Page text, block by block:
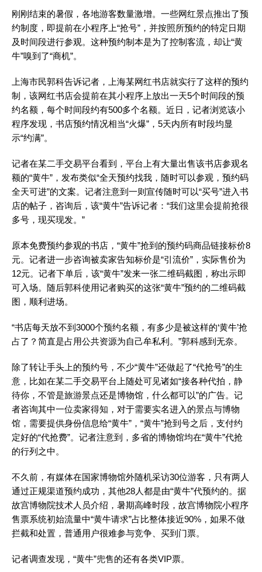
刚刚结束的暑假，各地游客数量激增。一些网红景点推出了预
约制度，即提前在小程序上“抢号”，并按照所预约的特定日期
及时间段进行参观。这种预约制本是为了控制客流，却让“黄
牛”嗅到了“商机”。
上海市民郭科告诉记者，上海某网红书店就实行了这样的预约
制，该网红书店会提前在其小程序上放出一天5个时间段的预
约名额，每个时间段约有500多个名额。近日，记者浏览该小
程序发现，书店预约情况相当“火爆”，5天内所有时段均显
示“约满”。
记者在某二手交易平台看到，平台上有大量出售该书店参观名
额的“黄牛”，发布类似“全天预约找我，随时可以参观，预约码
全天可进”的文案。记者注意到一则宣传随时可以“买号”进入书
店的帖子，咨询后，该“黄牛”告诉记者：“我们这里会提前抢很
多号，现买现发。”
原本免费预约参观的书店，“黄牛”抢到的预约码商品链接标价8
元。记者进一步咨询被卖家告知标价是“引流价”，实际售价为
12元。记者下单后，该“黄牛”发来一张二维码截图，称出示即
可入场。随后郭科使用记者购买的这张“黄牛”预约的二维码截
图，顺利进场。
“书店每天放不到3000个预约名额，有多少是被这样的‘黄牛’抢
占了？简直是占用公共资源为自己牟私利。”郭科感到无奈。
除了转让手头上的预约号，不少“黄牛”还做起了“代抢号”的生
意，比如在某二手交易平台上随处可见诸如“接各种代拍，静
待你，不管是旅游景点还是博物馆，什么都可以”的广告。记
者咨询其中一位卖家得知，对于需要实名进入的景点与博物
馆，需要提供身份信息给“黄牛”，“黄牛”抢到号之后，支付约
定好的“代抢费”。记者注意到，多省的博物馆均在“黄牛”代抢
的行列之中。
不久前，有媒体在国家博物馆外随机采访30位游客，只有两人
通过正规渠道预约成功，其他28人都是由“黄牛”代预约的。据
故宫博物院技术人员介绍，暑期高峰时段，故宫博物院小程序
售票系统初始流量中“黄牛请求”占比整体接近90%，如果不做
拦截和处置，普通用户很难参与竞争、买到门票。
记者调查发现，“黄牛”兜售的还有各类VIP票。